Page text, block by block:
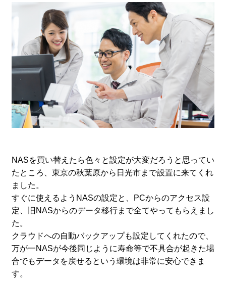
NASを買い替えたら色々と設定が大変だろうと思ってい
たところ、東京の秋葉原から日光市まで設置に来てくれ
ました。
すぐに使えるようNASの設定と、PCからのアクセス設
定、旧NASからのデータ移行まで全てやってもらえまし
た。
クラウドへの自動バックアップも設定してくれたので、
万が一NASが今後同じように寿命等で不具合が起きた場
合でもデータを戻せるという環境は非常に安心できま
す。